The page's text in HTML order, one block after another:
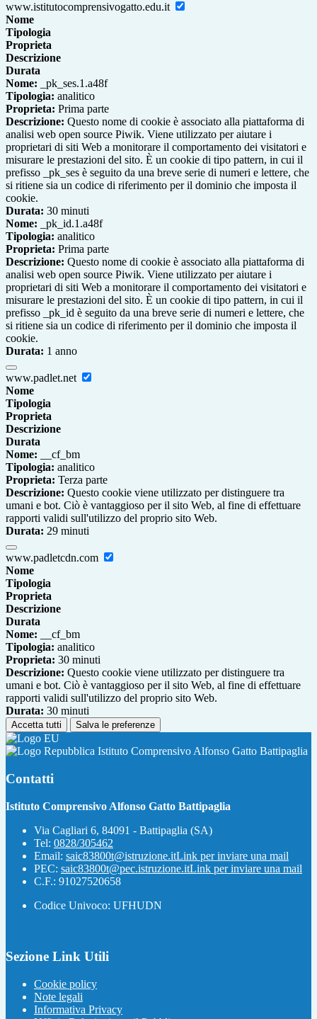
www.istitutocomprensivogatto.edu.it
Nome
Tipologia
Proprieta
Descrizione
Durata
Nome: _pk_ses.1.a48f
Tipologia: analitico
Proprieta: Prima parte
Descrizione: Questo nome di cookie è associato alla piattaforma di
analisi web open source Piwik. Viene utilizzato per aiutare i
proprietari di siti Web a monitorare il comportamento dei visitatori e
misurare le prestazioni del sito. È un cookie di tipo pattern, in cui il
prefisso _pk_ses è seguito da una breve serie di numeri e lettere, che
si ritiene sia un codice di riferimento per il dominio che imposta il
cookie.
Durata: 30 minuti
Nome: _pk_id.1.a48f
Tipologia: analitico
Proprieta: Prima parte
Descrizione: Questo nome di cookie è associato alla piattaforma di
analisi web open source Piwik. Viene utilizzato per aiutare i
proprietari di siti Web a monitorare il comportamento dei visitatori e
misurare le prestazioni del sito. È un cookie di tipo pattern, in cui il
prefisso _pk_id è seguito da una breve serie di numeri e lettere, che
si ritiene sia un codice di riferimento per il dominio che imposta il
cookie.
Durata: 1 anno
www.padlet.net
Nome
Tipologia
Proprieta
Descrizione
Durata
Nome: __cf_bm
Tipologia: analitico
Proprieta: Terza parte
Descrizione: Questo cookie viene utilizzato per distinguere tra
umani e bot. Ciò è vantaggioso per il sito Web, al fine di effettuare
rapporti validi sull'utilizzo del proprio sito Web.
Durata: 29 minuti
www.padletcdn.com
Nome
Tipologia
Proprieta
Descrizione
Durata
Nome: __cf_bm
Tipologia: analitico
Proprieta: 30 minuti
Descrizione: Questo cookie viene utilizzato per distinguere tra
umani e bot. Ciò è vantaggioso per il sito Web, al fine di effettuare
rapporti validi sull'utilizzo del proprio sito Web.
Durata: 30 minuti
Accetta tutti Salva le preferenze
Istituto Comprensivo Alfonso Gatto Battipaglia
Contatti
Istituto Comprensivo Alfonso Gatto Battipaglia
Via Cagliari 6, 84091 - Battipaglia (SA)
Tel: 0828/305462
Email: saic83800t@istruzione.itLink per inviare una mail
PEC: saic83800t@pec.istruzione.itLink per inviare una mail
C.F.: 91027520658
Codice Univoco: UFHUDN
Sezione Link Utili
Cookie policy
Note legali
Informativa Privacy